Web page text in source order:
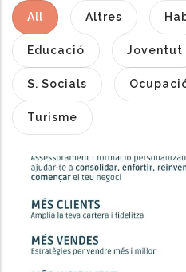
All Altres
Educació Joventut
S. Socials
Turisme
Gratuït Per